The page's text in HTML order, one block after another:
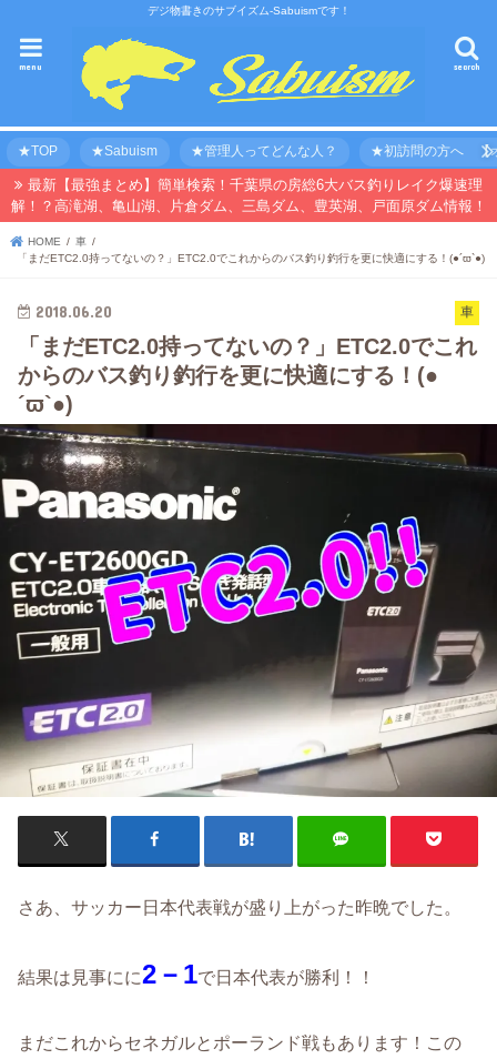
デジ物書きのサブイズム-Sabuismです！
search
menu
★TOP ★Sabuism ★管理人ってどんな人？ ★初訪問の方へ 【
最新【最強まとめ】簡単検索！千葉県の房総6大バス釣りレイク爆速理
解！？高滝湖、亀山湖、片倉ダム、三島ダム、豊英湖、戸面原ダム情報！
HOME
車
「まだETC2.0持ってないの？」ETC2.0でこれからのバス釣り釣行を更に快適にする！(●´ϖ`●)
車
2018.06.20
「まだETC2.0持ってないの？」ETC2.0でこれ
からのバス釣り釣行を更に快適にする！(●
´ϖ`●)
さあ、サッカー日本代表戦が盛り上がった昨晩でした。
結果は見事にに2－1で日本代表が勝利！！
まだこれからセネガルとポーランド戦もあります！この